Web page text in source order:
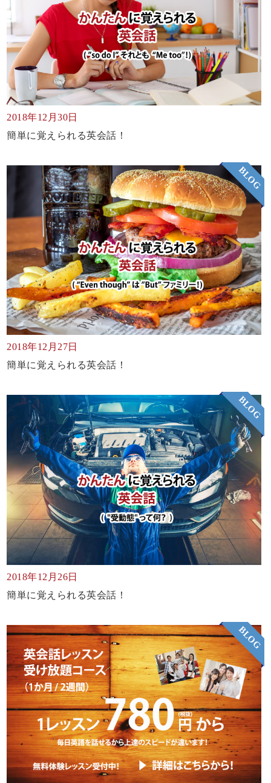
2018年12月30日
簡単に覚えられる英会話！
BLOG
2018年12月27日
簡単に覚えられる英会話！
BLOG
2018年12月26日
簡単に覚えられる英会話！
BLOG